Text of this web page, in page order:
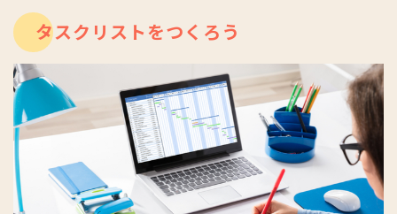
しているほか、個人向け朝活コミュニティ「
宰。2020年4月現在4歳となる男児を育てるワーキングマザー。
Twitter、Instagram：@ikedachie
タスクリストをつくろう